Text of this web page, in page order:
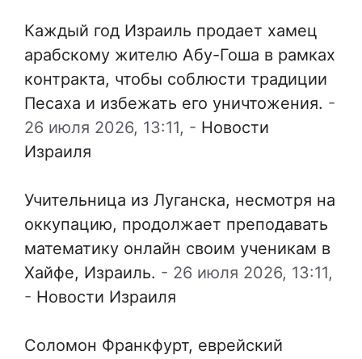
Каждый год Израиль продает хамец
арабскому жителю Абу-Гоша в рамках
контракта, чтобы соблюсти традиции
Песаха и избежать его уничтожения. -
26 июля 2026, 13:11, - Новости
Израиля
Учительница из Луганска, несмотря на
оккупацию, продолжает преподавать
математику онлайн своим ученикам в
Хайфе, Израиль. - 26 июля 2026, 13:11,
- Новости Израиля
Соломон Франкфурт, еврейский